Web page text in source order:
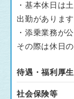
・基本休日は
出勤があります
・添乗業務が
その際は休日
待遇・福利厚生
社会保険等